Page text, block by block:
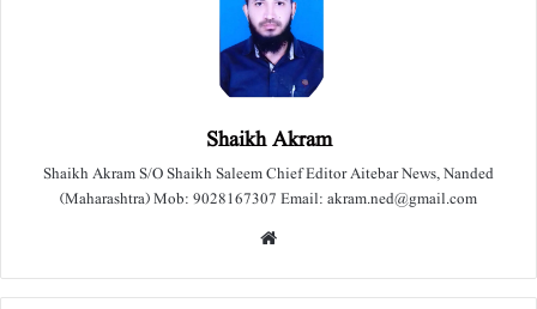
Shaikh Akram
Shaikh Akram S/O Shaikh Saleem Chief Editor Aitebar News, Nanded
(Maharashtra) Mob: 9028167307 Email: akram.ned@gmail.com
e